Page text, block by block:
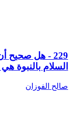
229 - هل
السلام بالنبوة
صالح الفوزان